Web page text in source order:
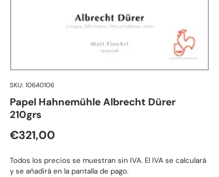
SKU: 10640106
Papel Hahnemühle Albrecht Dürer
210grs
Precio normal
€321,00
Todos los precios se muestran sin IVA. El IVA se calculará
y se añadirá en la pantalla de pago.